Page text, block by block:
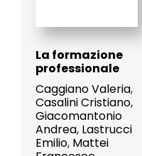
La formazione
professionale
Caggiano Valeria,
Casalini Cristiano,
Giacomantonio
Andrea, Lastrucci
Emilio, Mattei